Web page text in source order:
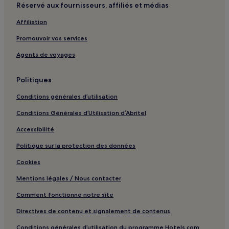
Moers : hôtels Hôtels avec parking
Moers : hôtels Hôtels d’affaires
Kalkar : hôtels
Obermeiderich : hôtels
Alt-Rentfort : hôtels
Zweckel : hôtels
Overhagen : hôtels
Arrondissement de Wesel : hôtels
Bas-Rhin : hôtels Hôtels avec parking
Bas-Rhin : hôtels Hôtels avec cuisine
Bas-Rhin : hôtels Hôtels avec Wi-Fi
Réservé aux fournisseurs, affiliés et médias
Affiliation
Promouvoir vos services
Agents de voyages
Politiques
Conditions générales d’utilisation
Conditions Générales d’Utilisation d’Abritel
Accessibilité
Politique sur la protection des données
Cookies
Mentions légales / Nous contacter
Comment fonctionne notre site
Directives de contenu et signalement de contenus
Conditions générales d’utilisation du programme Hotels.com